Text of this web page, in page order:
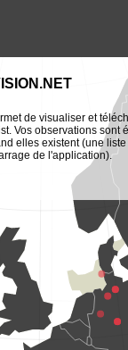
de visualiser et
Vos observations sont
elles existent (une
de l'application).